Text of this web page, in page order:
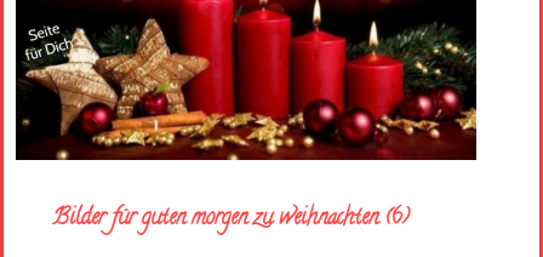
Bilder für guten morgen zu weihnachten (6)